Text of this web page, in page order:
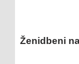
Ženidbeni